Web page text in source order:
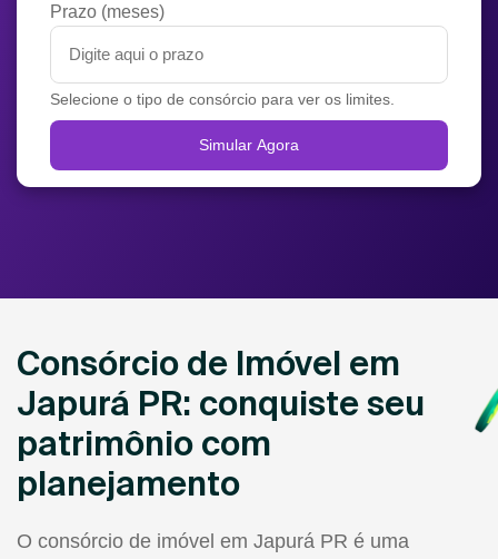
Prazo (meses)
Selecione o tipo de consórcio para ver os limites.
Simular Agora
Consórcio de Imóvel em
Japurá PR: conquiste seu
patrimônio com
planejamento
O consórcio de imóvel em Japurá PR é uma